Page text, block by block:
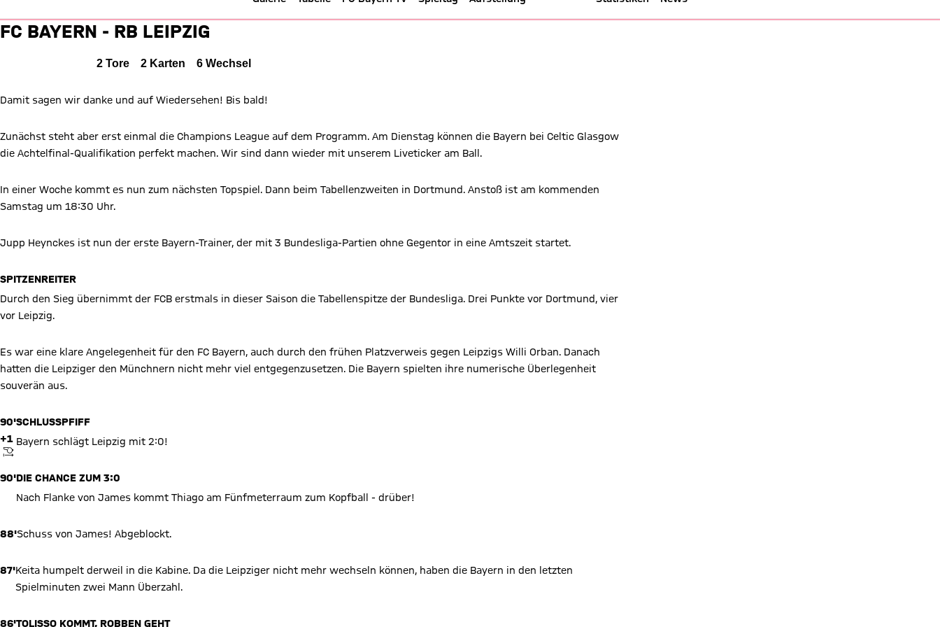
Zwischenergebnis:
2 zu 0 nach Erste Halbzeit
Zum Spielbericht
Liveticker: FC Bayern vs. Leipzig - Bundesliga 17/18
FC BAYERN - RB LEIPZIG
2 Tore 2 Karten 6 Wechsel
Damit sagen wir danke und auf Wiedersehen! Bis bald!
Zunächst steht aber erst einmal die Champions League auf dem Programm. Am Dienstag können die Bayern bei Celtic Glasgow
die Achtelfinal-Qualifikation perfekt machen. Wir sind dann wieder mit unserem Liveticker am Ball.
In einer Woche kommt es nun zum nächsten Topspiel. Dann beim Tabellenzweiten in Dortmund. Anstoß ist am kommenden
Samstag um 18:30 Uhr.
Jupp Heynckes ist nun der erste Bayern-Trainer, der mit 3 Bundesliga-Partien ohne Gegentor in eine Amtszeit startet.
SPITZENREITER
Durch den Sieg übernimmt der FCB erstmals in dieser Saison die Tabellenspitze der Bundesliga. Drei Punkte vor Dortmund, vier
vor Leipzig.
Es war eine klare Angelegenheit für den FC Bayern, auch durch den frühen Platzverweis gegen Leipzigs Willi Orban. Danach
hatten die Leipziger den Münchnern nicht mehr viel entgegenzusetzen. Die Bayern spielten ihre numerische Überlegenheit
souverän aus.
90'
+1
ANPFIFF
SCHLUSSPFIFF
Bayern schlägt Leipzig mit 2:0!
90'DIE CHANCE ZUM 3:0
Nach Flanke von James kommt Thiago am Fünfmeterraum zum Kopfball - drüber!
88'Schuss von James! Abgeblockt.
87'Keita humpelt derweil in die Kabine. Da die Leipziger nicht mehr wechseln können, haben die Bayern in den letzten
Spielminuten zwei Mann Überzahl.
86'TOLISSO KOMMT, ROBBEN GEHT